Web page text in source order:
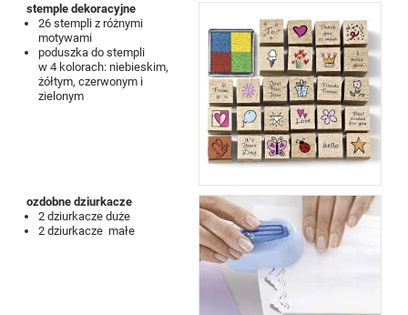
stemple dekoracyjne
26 stempli z różnymi
motywami
poduszka do stempli
w 4 kolorach: niebieskim,
żółtym, czerwonym i
zielonym
ozdobne dziurkacze
2 dziurkacze duże
2 dziurkacze małe